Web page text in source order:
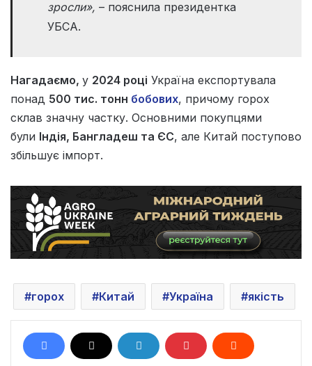
зросли», – пояснила президентка
УБСА.
Нагадаємо, у 2024 році Україна експортувала
понад 500 тис. тонн бобових, причому горох
склав значну частку. Основними покупцями
були Індія, Бангладеш та ЄС, але Китай поступово
збільшує імпорт.
горох Китай Україна якість